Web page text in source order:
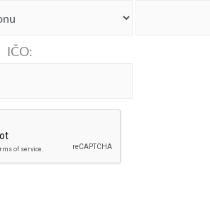
IČO: